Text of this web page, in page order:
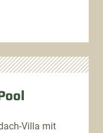
Villa mit